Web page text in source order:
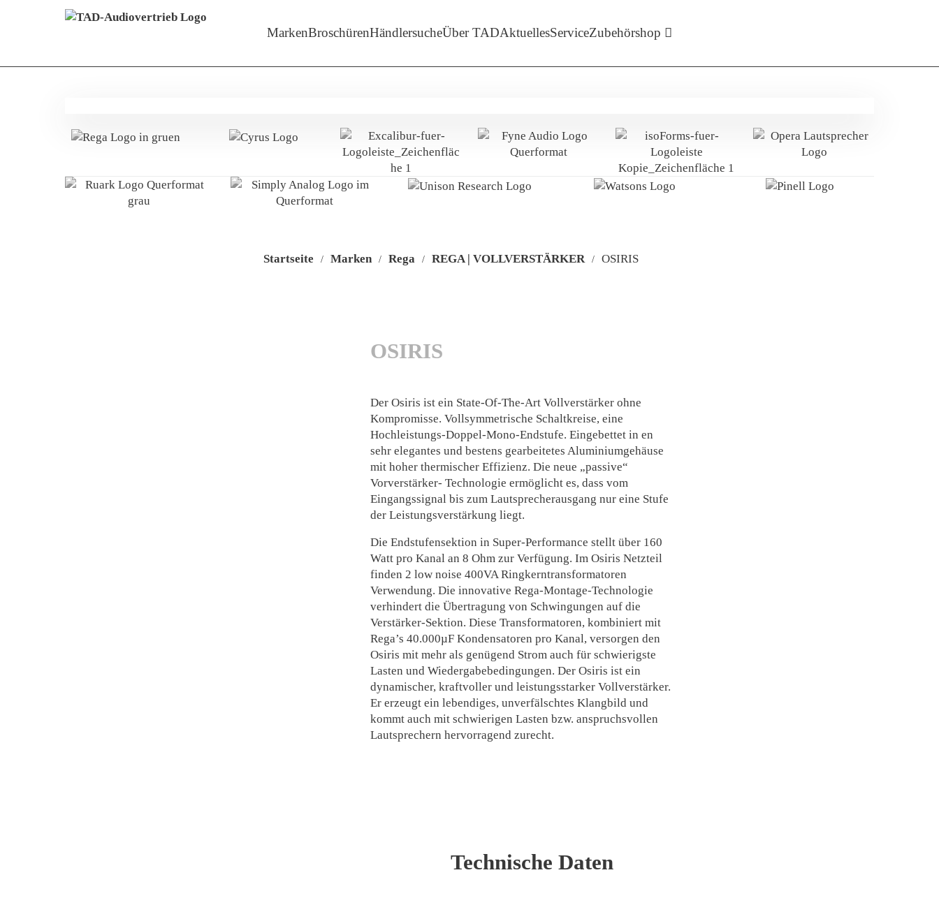
Menü überspringen
Marken
Zeige Menü-Unterpunkte von 'Marken'
BroschürenHändlersucheÜber TADAktuellesServiceZubehörshop
Startseite / Marken / Rega / REGA | VOLLVERSTÄRKER / OSIRIS
OSIRIS
Der Osiris ist ein State-Of-The-Art Vollverstärker ohne
Kompromisse. Vollsymmetrische Schaltkreise, eine
Hochleistungs-Doppel-Mono-Endstufe. Eingebettet in en
sehr elegantes und bestens gearbeitetes Aluminiumgehäuse
mit hoher thermischer Effizienz. Die neue „passive“
Vorverstärker- Technologie ermöglicht es, dass vom
Eingangssignal bis zum Lautsprecherausgang nur eine Stufe
der Leistungsverstärkung liegt.
Die Endstufensektion in Super-Performance stellt über 160
Watt pro Kanal an 8 Ohm zur Verfügung. Im Osiris Netzteil
finden 2 low noise 400VA Ringkerntransformatoren
Verwendung. Die innovative Rega-Montage-Technologie
verhindert die Übertragung von Schwingungen auf die
Verstärker-Sektion. Diese Transformatoren, kombiniert mit
Rega’s 40.000µF Kondensatoren pro Kanal, versorgen den
Osiris mit mehr als genügend Strom auch für schwierigste
Lasten und Wiedergabebedingungen. Der Osiris ist ein
dynamischer, kraftvoller und leistungsstarker Vollverstärker.
Er erzeugt ein lebendiges, unverfälschtes Klangbild und
kommt auch mit schwierigen Lasten bzw. anspruchsvollen
Lautsprechern hervorragend zurecht.
Technische Daten